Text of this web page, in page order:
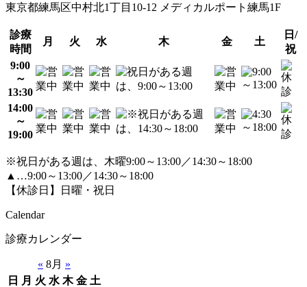
東京都練馬区中村北1丁目10-12 メディカルポート練馬1F
診療
時間
月 火 水 木 金 土
日/
祝
9:00
～
13:30
14:00
～
19:00
※祝日がある週は、木曜9:00～13:00／14:30～18:00
▲…9:00～13:00／14:30～18:00
【休診日】日曜・祝日
Calendar
診療カレンダー
« 8月 »
日
月 火 水 木 金 土